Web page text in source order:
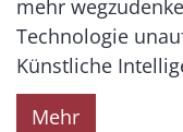
mehr
Technologie
Künstliche
Mehr